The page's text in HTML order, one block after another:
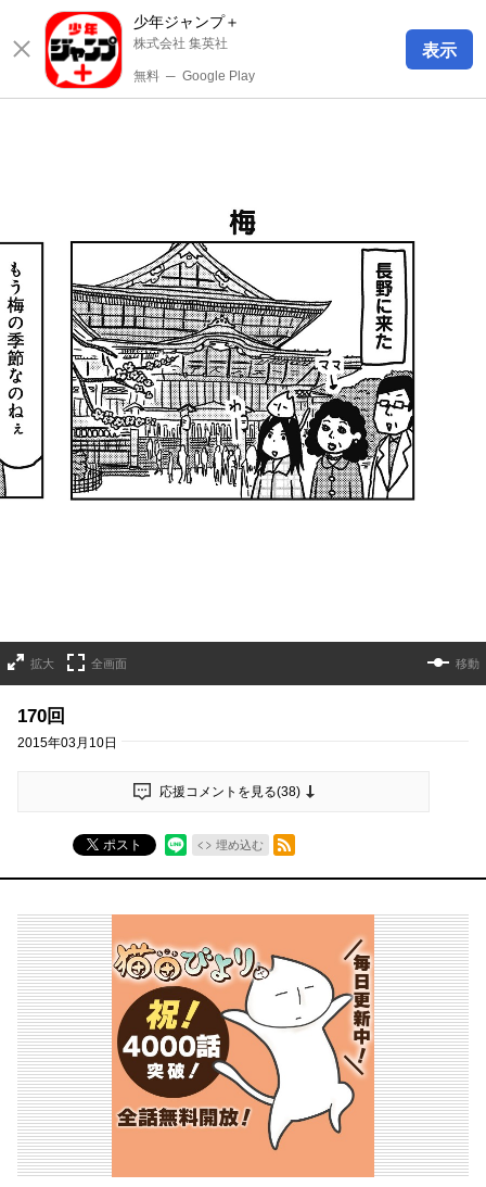
少年ジャンプ＋
株式会社 集英社
無料 ─ Google Play
表示
拡大 全画面 移動
170回
2015年03月10日
応援コメントを見る(38)
ポスト 埋め込む
RSSフィード